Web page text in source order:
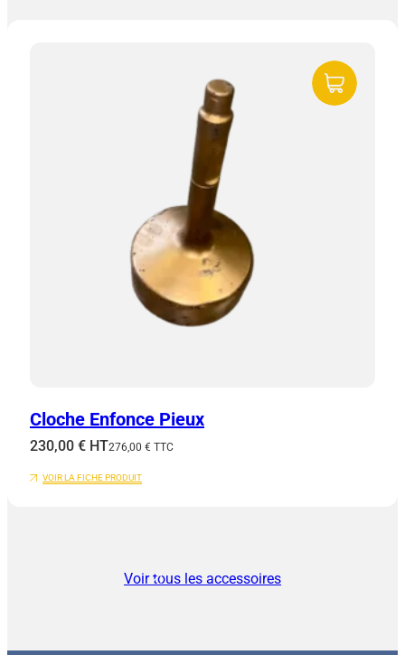
Cloche Enfonce Pieux
230,00 € HT276,00 € TTC
VOIR LA FICHE PRODUIT
Voir tous les accessoires